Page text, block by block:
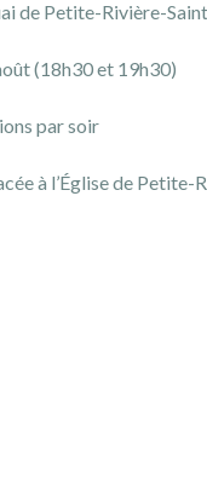
de Petite-Rivière-
(18h30 et 19h30)
par soir
à l’Église de